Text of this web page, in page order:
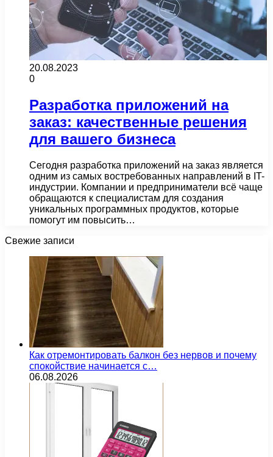
20.08.2023
0
Разработка приложений на
заказ: качественные решения
для вашего бизнеса
Сегодня разработка приложений на заказ является
одним из самых востребованных направлений в IT-
индустрии. Компании и предприниматели всё чаще
обращаются к специалистам для создания
уникальных программных продуктов, которые
помогут им повысить…
Свежие записи
Как отремонтировать балкон без нервов и почему
спокойствие начинается с…
06.08.2026